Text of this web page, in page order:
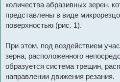
количества абразивных зерен,
представлены в виде
поверхностью (рис. 1).
При этом, под воздействием
зерна, расположенного
образуется система трещин,
направлении движения резания.